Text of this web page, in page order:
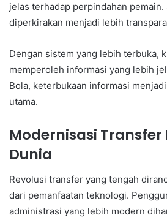
jelas terhadap perpindahan
diperkirakan menjadi lebih
Dengan sistem yang lebih terbuka,
memperoleh informasi yang lebih
Bola, keterbukaan informasi
utama.
Modernisasi Transfer
Dunia
Revolusi transfer yang tengah
dari pemanfaatan teknologi.
administrasi yang lebih modern